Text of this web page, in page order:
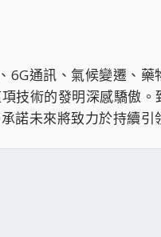
通訊、氣候變遷、
技術的發明深感驕傲
諾未來將致力於持續引